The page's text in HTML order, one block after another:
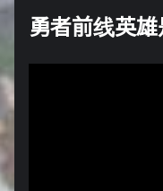
勇者前线英雄